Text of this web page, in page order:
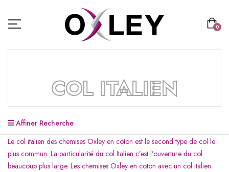
0
COL ITALIEN
Affiner Recherche
Le col italien des chemises Oxley en coton est le second type de col le
plus commun. La particularité du col Italien c’est l’ouverture du col
beaucoup plus large. Les chemises Oxley en coton avec un col italien